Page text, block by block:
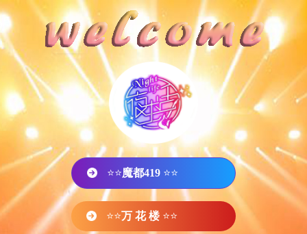
⭐⭐魔都419 ⭐⭐
⭐⭐万 花 楼 ⭐⭐